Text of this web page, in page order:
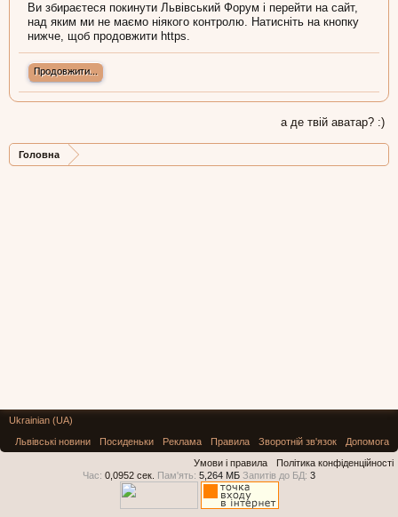
Ви збираєтеся покинути Львівський Форум і перейти на сайт,
над яким ми не маємо ніякого контролю. Натисніть на кнопку
нижче, щоб продовжити https.
Продовжити...
а де твій аватар? :)
Головна
Ukrainian (UA)
Львівські новини
Посиденьки Реклама Правила Зворотній зв'язок
Допомога
Умови і правила
Політика конфіденційності
Час: 0,0952 сек. Пам'ять: 5,264 МБ Запитів до БД: 3